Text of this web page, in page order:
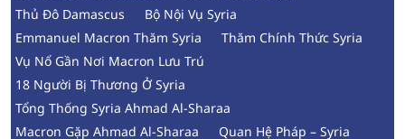
Thủ Đô Damascus
Bộ Nội Vụ Syria
Emmanuel Macron Thăm Syria
Thăm Chính Thức Syria
Vụ Nổ Gần Nơi Macron Lưu Trú
18 Người Bị Thương Ở Syria
Tổng Thống Syria Ahmad Al-Sharaa
Macron Gặp Ahmad Al-Sharaa
Quan Hệ Pháp – Syria